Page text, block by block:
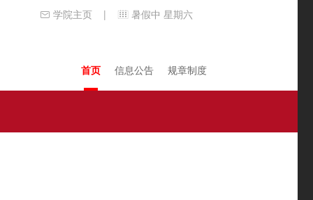
学院主页 | 暑假中 星期六
首页 信息公告 规章制度